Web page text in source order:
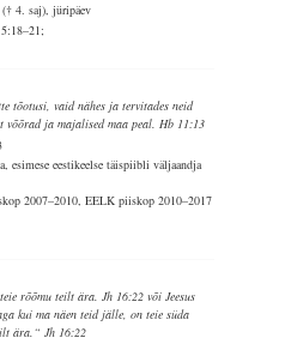
(† 4. saj), jüripäev
tõotusi, vaid nähes ja tervitades neid
võõrad ja majalised maa peal. Hb 11:13
eestikeelse täispiibli väljaandja
2007–2010, EELK piiskop 2010–2017
rõõmu teilt ära. Jh 16:22 või Jeesus
kui ma näen teid jälle, on teie süda
ära.“ Jh 16:22